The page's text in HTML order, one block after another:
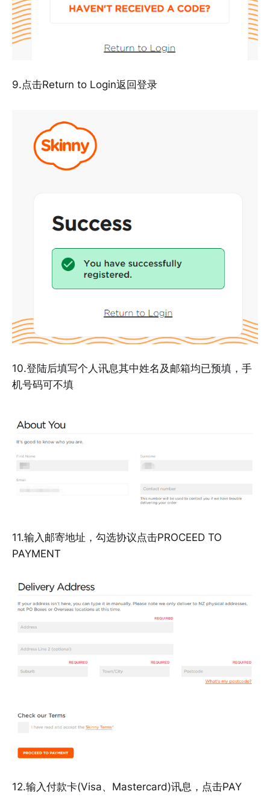
9.点击Return to Login返回登录
10.登陆后填写个人讯息其中姓名及邮箱均已预填，手
机号码可不填
11.输入邮寄地址，勾选协议点击PROCEED TO
PAYMENT
12.输入付款卡(Visa、Mastercard)讯息，点击PAY